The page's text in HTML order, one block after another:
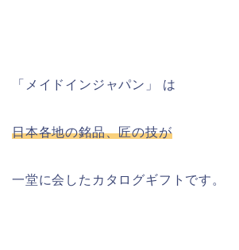
「メイドインジャパン」 は
日本各地の銘品、匠の技が
一堂に会したカタログギフトです。